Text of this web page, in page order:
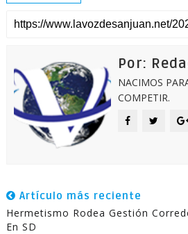
Por:
NACIMOS
COMPETIR.
Artículo más reciente
Hermetismo Rodea Gestión
En SD